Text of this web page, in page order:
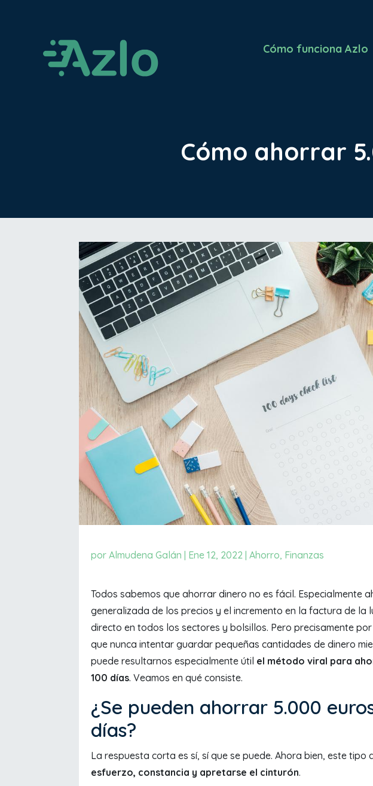
Cómo funciona Azlo
Cómo ahorrar
por Almudena Galán Ene 12, 2022 Ahorro, Finanzas
Todos sabemos que ahorrar dinero no es fácil. Especialmente
generalizada de los precios y el incremento en la factura de la
directo en todos los sectores y bolsillos. Pero precisamente
que nunca intentar guardar pequeñas cantidades de dinero
puede resultarnos especialmente útil el método viral para
100 días. Veamos en qué consiste.
¿Se pueden ahorrar 5.000
días?
La respuesta corta es sí, sí que se puede. Ahora bien, este tipo
esfuerzo, constancia y apretarse el cinturón.